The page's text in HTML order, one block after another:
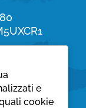
e
cookie